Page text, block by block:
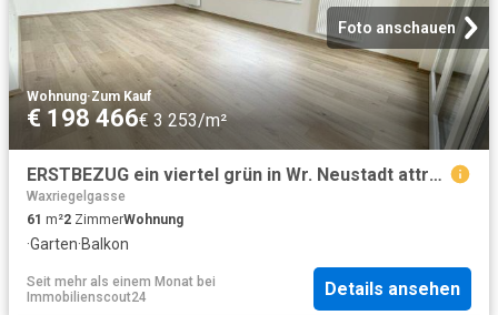
Foto anschauen
Wohnung·Zum Kauf
€ 198 466€ 3 253/m²
ERSTBEZUG ein viertel grün in Wr. Neustadt attraktive 2 Zimmerwohnung mit Balkon
Waxriegelgasse
61 m²2 ZimmerWohnung
·Garten·Balkon
Seit mehr als einem Monat bei
Immobilienscout24
Details ansehen